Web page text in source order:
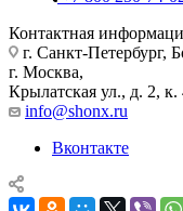
Контактная
г. Санкт-Петербург,
г. Москва,
Крылатская ул., д. 2, к.
info@shonx.ru
Вконтакте